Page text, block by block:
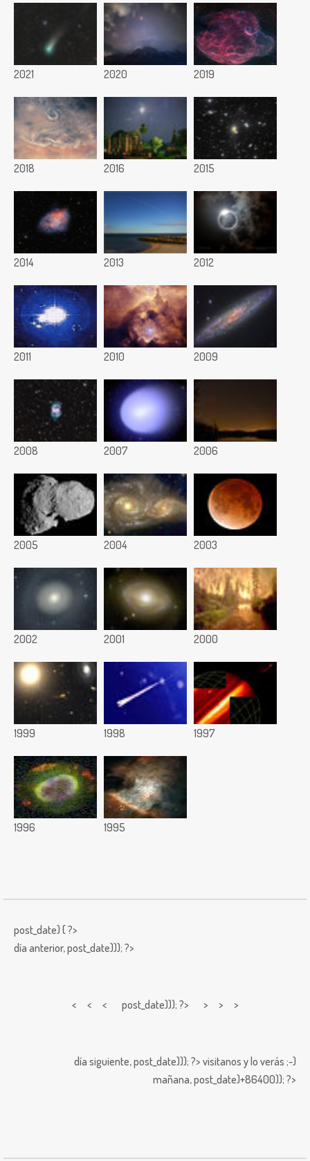
2021 2020 2019
2018 2016 2015
2014 2013 2012
2011 2010 2009
2008 2007 2006
2005 2004 2003
2002 2001 2000
1999 1998 1997
1996 1995
post_date) { ?>
día anterior,post_date))); ?>
< < < post_date))); ?> > > >
día siguiente,post_date))); ?> visitanos y lo verás ;-)
mañana,post_date)+86400)); ?>